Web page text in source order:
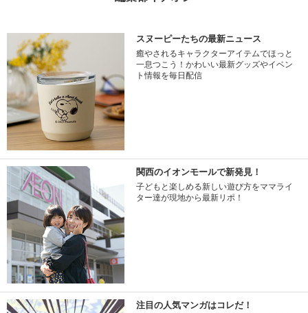
スヌーピーたちの最新ニュース
癒やされるキャラクターアイテムでほっと
一息つこう！かわいい最新グッズやイベン
ト情報を毎日配信
関西のイオンモールで新発見！
子どもと楽しめる新しい遊び方をママライ
ター達が現地から最新リポ！
注目の人気マンガはコレだ！